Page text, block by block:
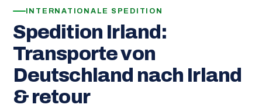
INTERNATIONALE SPEDITION
Spedition Irland:
Transporte von
Deutschland nach Irland
& retour